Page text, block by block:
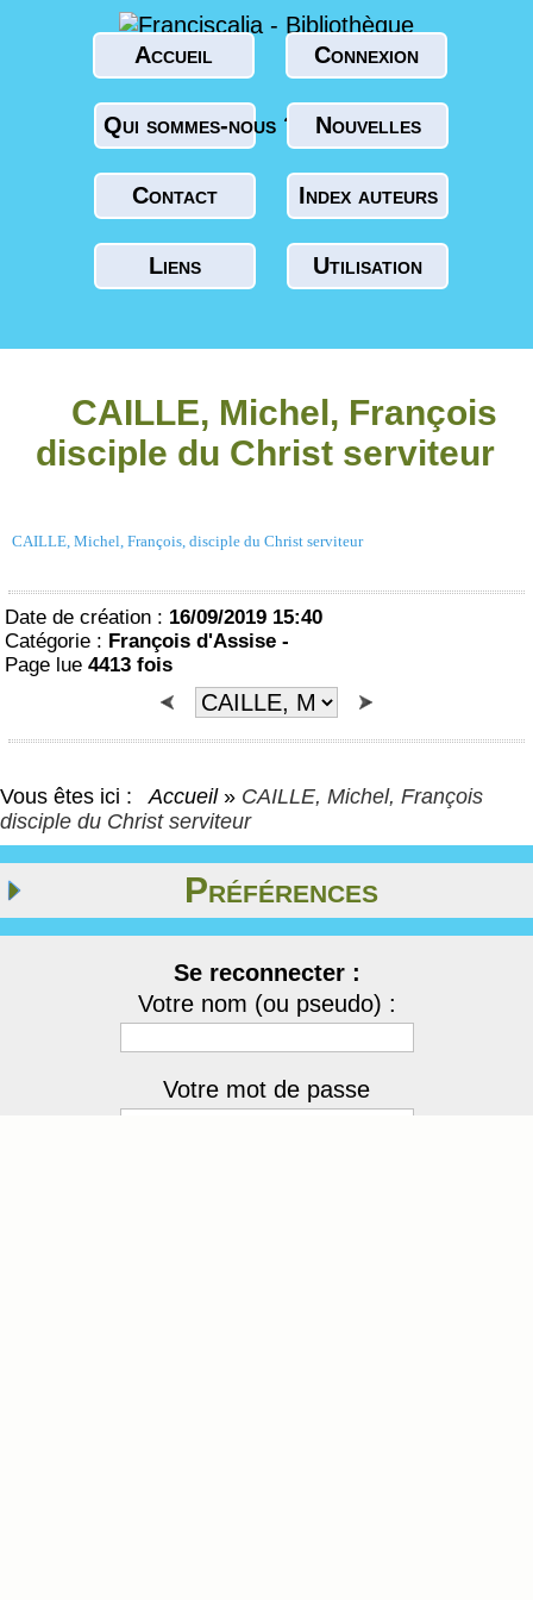
Accueil Connexion
Qui sommes-nous ? Nouvelles
Contact Index auteurs
Liens Utilisation
CAILLE, Michel, François
disciple du Christ serviteur
CAILLE, Michel, François, disciple du Christ serviteur
Date de création : 16/09/2019 15:40
Catégorie : François d'Assise -
Page lue 4413 fois
Vous êtes ici : Accueil » CAILLE, Michel, François
disciple du Christ serviteur
Préférences
Se reconnecter :
Votre nom (ou pseudo) :
Votre mot de passe